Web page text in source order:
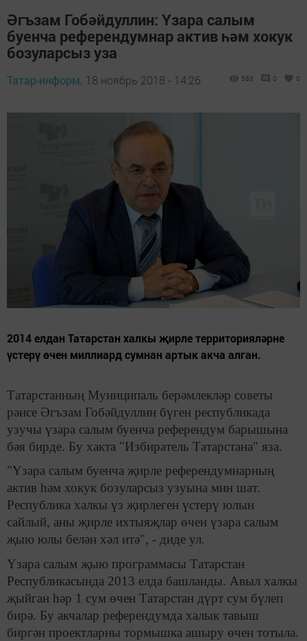
Әгъзам Гобәйдуллин: Үзара салым
буенча референдумнар актив һәм хокук
бозуларсыз уза
Татар-информ, 18 ноябрь 2018 - 14:26 588 0 0
2014 елдан Татарстан халкы җирле территорияләрне
үстерү өчен миллиард сумнан артык акча алган.
Татарстанның Муниципаль берәмлекләр советы
рәисе Әгъзам Гобәйдуллин бүген республикада
узучы үзара салым буенча референдум барышына
бәя бирде. Бу хакта "Избиратель Татарстана" яза.
"Үзара салым буенча җирле референдумнарның
актив һәм хокук бозуларсыз узуына мин шат.
Республика халкы үз җирлеген үстерү юлын
сайлый, аны җирле ихтыяҗлар өчен үзара салым
җыю юлы белән хәл итә", - диде ул.
Үзара салым җыю программасы Татарстан
Республикасында 2013 елда башланды. Авыл халкы
җыйган һәр 1 сум өчен Татарстан дүрт сум бүлеп
бирә. Бу акчалар референдумда халык тавыш
биргән проектларны тормышка ашыру өчен тотыла.